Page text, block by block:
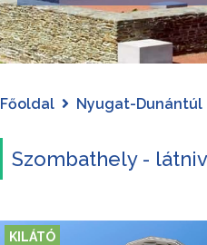
Főoldal Nyugat-Dunántúl
Szombathely -
KILÁTÓ